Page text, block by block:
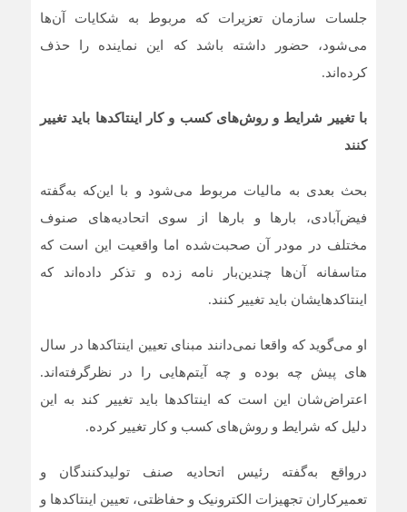
جلسات سازمان تعزیرات که مربوط به شکایات آن‌ها
می‌شود، حضور داشته باشد که این نماینده را حذف
کرده‌اند.
با تغییر شرایط و روش‌های کسب و کار اینتاکدها باید تغییر
کنند
بحث بعدی به مالیات مربوط می‌شود و با این‌که به‌گفته
فیض‌آبادی، بارها و بارها از سوی اتحادیه‌های صنوف
مختلف در مودر آن صحبت‌شده اما واقعیت این است که
متاسفانه آن‌ها چندین‌بار نامه زده و تذکر داده‌اند که
اینتاکدهایشان باید تغییر کنند.
او می‌گوید که واقعا نمی‌دانند مبنای تعیین اینتاکدها در سال
های پیش چه بوده و چه آیتم‌هایی را در نظرگرفته‌اند.
اعتراض‌شان این است که اینتاکدها باید تغییر کند به این
دلیل که شرایط و روش‌های کسب و کار تغییر کرده.
درواقع به‌گفته رئیس اتحادیه صنف تولیدکنندگان و
تعمیرکاران تجهیزات الکترونیک و حفاظتی، تعیین اینتاکدها و